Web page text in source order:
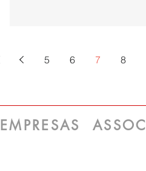
5 6 7 8
EMPRESAS